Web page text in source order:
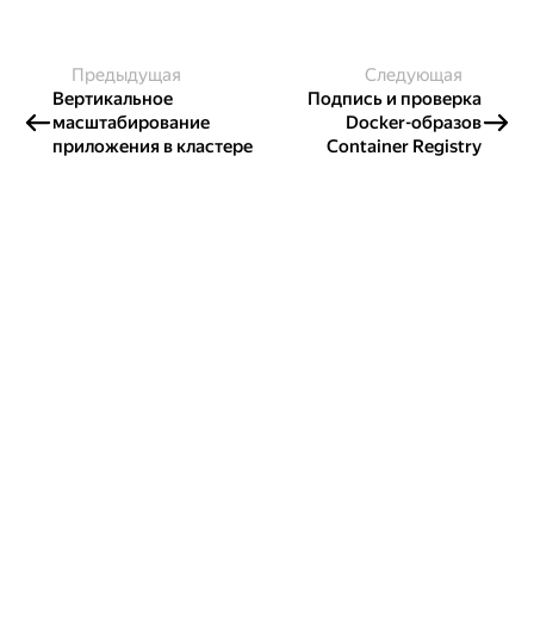
Предыдущая
Вертикальное
масштабирование
приложения в кластере
Следующая
Подпись и проверка
Docker-образов
Container Registry